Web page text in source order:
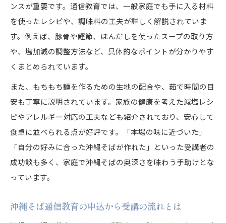
ンスが重要です。通信教育では、一般家庭でも手に入る材料
を使ったレシピや、調味料の工夫が詳しく解説されていま
す。例えば、豚骨や鰹節、ほんだしを使ったスープの取り方
や、塩加減の調整方法など、具体的なポイントが分かりやす
くまとめられています。
また、もちもち麺を作るための生地の配合や、茹で時間の目
安も丁寧に説明されています。家族の健康を考えた減塩レシ
ピやアレルギー対応の工夫なども紹介されており、安心して
食卓に並べられる点が好評です。「本場の味に近づいた」
「自分の好みに合った沖縄そばが作れた」といった受講者の
成功談も多く、家庭で沖縄そばの奥深さを味わう手助けとな
っています。
沖縄そば通信教育の申込から受講の流れとは